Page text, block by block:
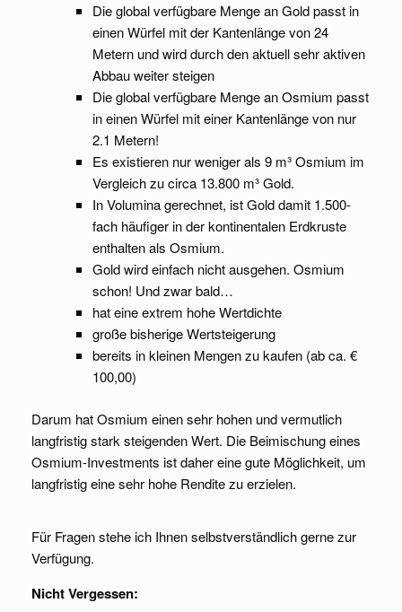
Die global verfügbare Menge an Gold passt in
einen Würfel mit der Kantenlänge von 24
Metern und wird durch den aktuell sehr aktiven
Abbau weiter steigen
Die global verfügbare Menge an Osmium passt
in einen Würfel mit einer Kantenlänge von nur
2.1 Metern!
Es existieren nur weniger als 9 m³ Osmium im
Vergleich zu circa 13.800 m³ Gold.
In Volumina gerechnet, ist Gold damit 1.500-
fach häufiger in der kontinentalen Erdkruste
enthalten als Osmium.
Gold wird einfach nicht ausgehen. Osmium
schon! Und zwar bald…
hat eine extrem hohe Wertdichte
große bisherige Wertsteigerung
bereits in kleinen Mengen zu kaufen (ab ca. €
100,00)
Darum hat Osmium einen sehr hohen und vermutlich
langfristig stark steigenden Wert. Die Beimischung eines
Osmium-Investments ist daher eine gute Möglichkeit, um
langfristig eine sehr hohe Rendite zu erzielen.
Für Fragen stehe ich Ihnen selbstverständlich gerne zur
Verfügung.
Nicht Vergessen: